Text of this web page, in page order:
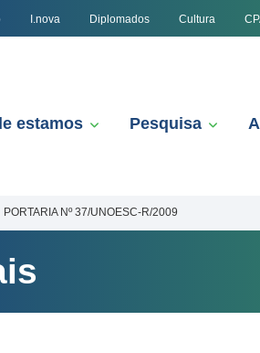
I.nova Diplomados Cultura
estamos Pesquisa
PORTARIA Nº 37/UNOESC-R/2009